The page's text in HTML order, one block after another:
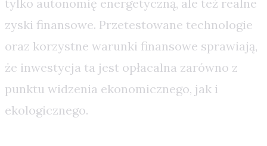
tylko autonomię energetyczną, ale też realne
zyski finansowe. Przetestowane technologie
oraz korzystne warunki finansowe sprawiają,
że inwestycja ta jest opłacalna zarówno z
punktu widzenia ekonomicznego, jak i
ekologicznego.